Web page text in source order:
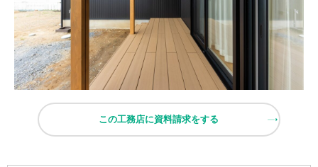
この工務店に資料請求をする